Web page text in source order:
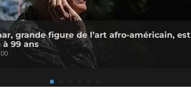
grande figure de l’art afro-américain, est
à 99 ans